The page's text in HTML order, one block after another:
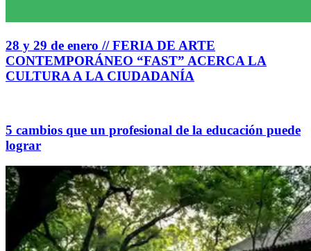
28 y 29 de enero // FERIA DE ARTE
CONTEMPORÁNEO “FAST” ACERCA LA
CULTURA A LA CIUDADANÍA
5 cambios que un profesional de la educación puede
lograr